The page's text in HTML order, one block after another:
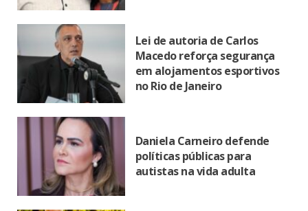
Lei de autoria de Carlos
Macedo reforça segurança
em alojamentos esportivos
no Rio de Janeiro
Daniela Carneiro defende
políticas públicas para
autistas na vida adulta